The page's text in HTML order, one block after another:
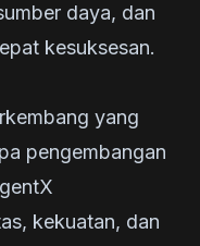
daya, dan
kesuksesan.
yang
pengembangan
kekuatan, dan